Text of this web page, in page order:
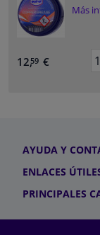
Más
12,59 €
AYUDA Y
ENLACES
PRINCIPALES